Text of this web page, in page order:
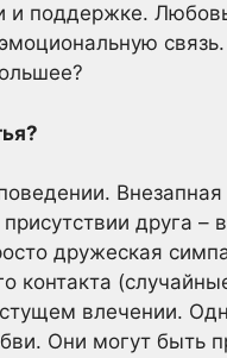
и поддержке.
Внезапная
друга –
дружеская
контакта
влечении.
Они могут быть